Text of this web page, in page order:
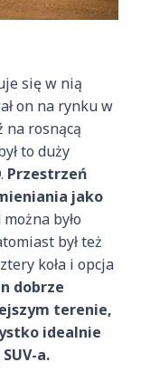
się w nią
on na rynku w
na rosnącą
to duży
Przestrzeń
jako
było
był też
koła i opcja
dobrze
terenie,
idealnie
a.